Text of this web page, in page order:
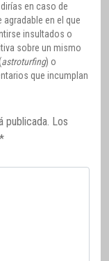
en caso de
en el que
insultados o
sobre un mismo
astroturfing) o
que incumplan
publicada. Los
*